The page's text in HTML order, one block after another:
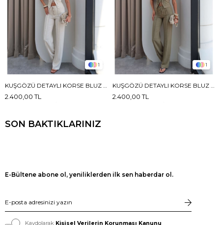
1
2.400,00 TL
1
2.400,00 TL
SON BAKTIKLARINIZ
E-Bültene abone ol, yeniliklerden ilk sen haberdar ol.
Kaydolarak Kişisel Verilerin Korunması Kanunu